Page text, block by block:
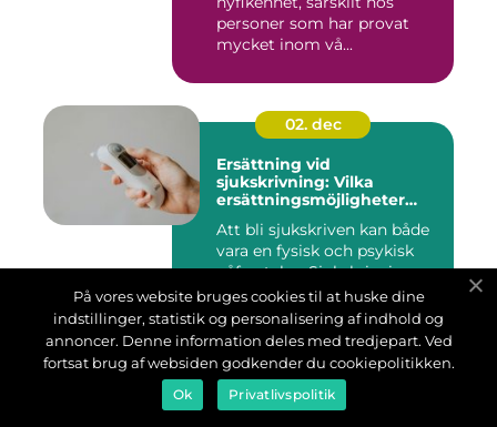
personer som har provat
mycket inom vå...
02. dec
Ersättning vid
sjukskrivning: Vilka
ersättningsmöjligheter
Att bli sjukskriven kan både
vara en fysisk och psykisk
påfrestelse. Sjukskrivningen
kan...
28. nov
Så här skapar du en
På vores website bruges cookies til at huske dine
indstillinger, statistik og personalisering af indhold og
annoncer. Denne information deles med tredjepart. Ved
fortsat brug af websiden godkender du cookiepolitikken.
Ok Privatlivspolitik